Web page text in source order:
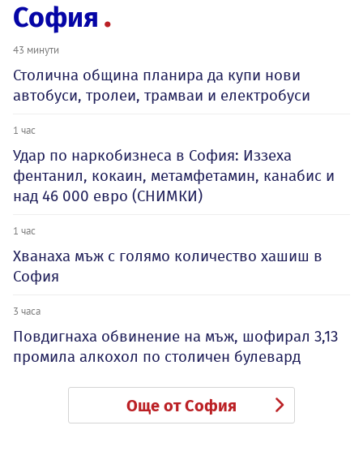
София
43 минути
Столична община планира да купи нови
автобуси, тролеи, трамваи и електробуси
1 час
Удар по наркобизнеса в София: Иззеха
фентанил, кокаин, метамфетамин, канабис и
над 46 000 евро (СНИМКИ)
1 час
Хванаха мъж с голямо количество хашиш в
София
3 часа
Повдигнаха обвинение на мъж, шофирал 3,13
промила алкохол по столичен булевард
Още от София